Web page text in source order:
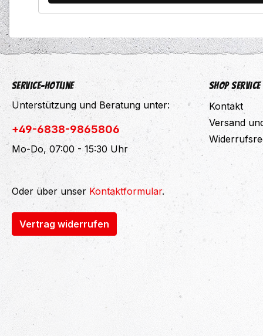
Service-Hotline
Unterstützung und Beratung unter:
+49-6838-9865806
Mo-Do, 07:00 - 15:30 Uhr
Oder über unser Kontaktformular.
Vertrag widerrufen
Shop Service
Kontakt
Versand